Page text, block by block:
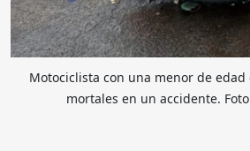
Motociclista con una menor de
mortales en un accidente.